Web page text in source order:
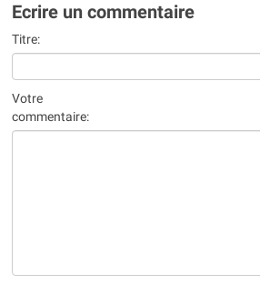
Ecrire un commentaire
Titre:
Votre
commentaire: